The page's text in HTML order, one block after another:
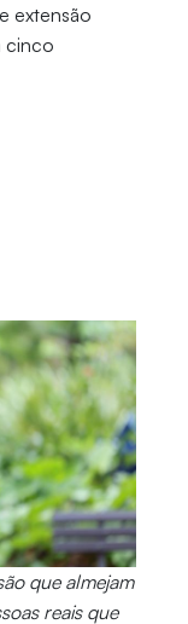
extensão
cinco
que almejam
reais que